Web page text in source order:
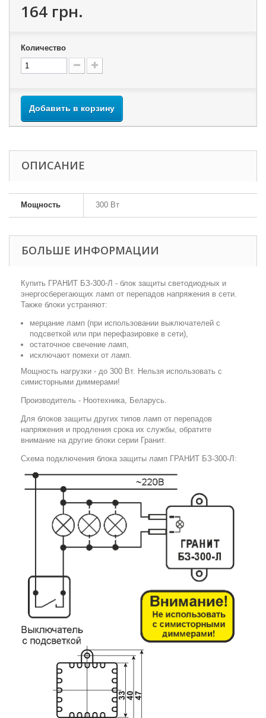
164 грн.
Количество
Добавить в корзину
ОПИСАНИЕ
Мощность 300 Вт
БОЛЬШЕ ИНФОРМАЦИИ
Купить ГРАНИТ БЗ-300-Л - блок защиты светодиодных и
энергосберегающих ламп от перепадов напряжения в сети.
Также блоки устраняют:
мерцание ламп (при использовании выключателей с
подсветкой или при перефазировке в сети),
остаточное свечение ламп,
исключают помехи от ламп.
Мощность нагрузки - до 300 Вт. Нельзя использовать с
симисторными диммерами!
Производитель - Ноотехника, Беларусь.
Для блоков защиты других типов ламп от перепадов
напряжения и продления срока их службы, обратите
внимание на другие блоки серии Гранит.
Схема подключения блока защиты ламп ГРАНИТ БЗ-300-Л: